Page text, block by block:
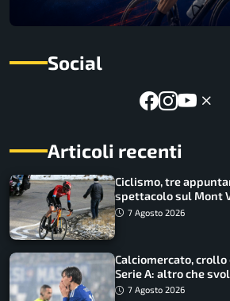
Social
Articoli recenti
Ciclismo, tre
spettacolo sul Mont
come vederli
7 Agosto 2026
Calciomercato,
Serie A: altro che
7 Agosto 2026